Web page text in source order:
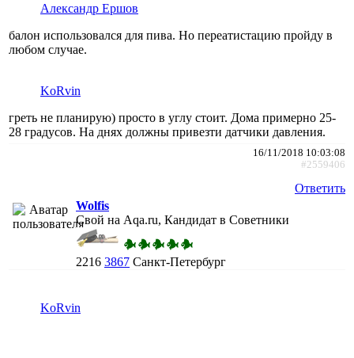
Александр Ершов
балон использовался для пива. Но переатистацию пройду в
любом случае.
KoRvin
греть не планирую) просто в углу стоит. Дома примерно 25-
28 градусов. На днях должны привезти датчики давления.
16/11/2018 10:03:08
#2559406
Ответить
Wolfis
Свой на Aqa.ru, Кандидат в Советники
2216 3867 Санкт-Петербург
KoRvin